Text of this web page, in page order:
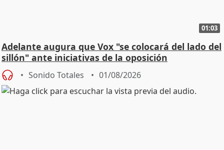
01:03
Adelante augura que Vox "se colocará del lado del
sillón" ante iniciativas de la oposición
Sonido Totales 01/08/2026